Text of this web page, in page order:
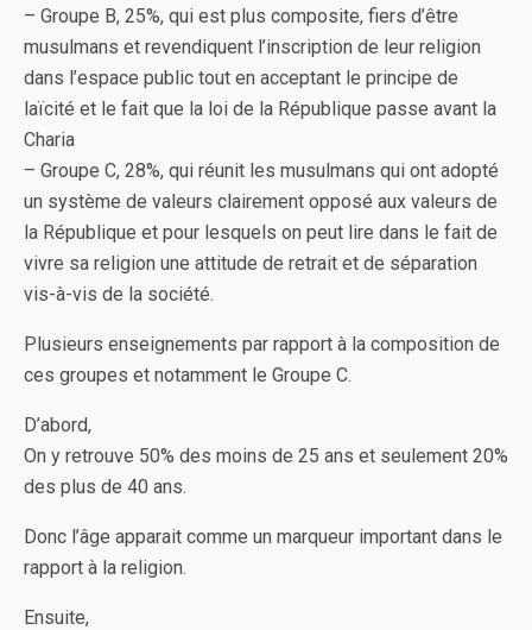
– Groupe B, 25%, qui est plus composite, fiers d’être
musulmans et revendiquent l’inscription de leur religion
dans l’espace public tout en acceptant le principe de
laïcité et le fait que la loi de la République passe avant la
Charia
– Groupe C, 28%, qui réunit les musulmans qui ont adopté
un système de valeurs clairement opposé aux valeurs de
la République et pour lesquels on peut lire dans le fait de
vivre sa religion une attitude de retrait et de séparation
vis-à-vis de la société.
Plusieurs enseignements par rapport à la composition de
ces groupes et notamment le Groupe C.
D’abord,
On y retrouve 50% des moins de 25 ans et seulement 20%
des plus de 40 ans.
Donc l’âge apparait comme un marqueur important dans le
rapport à la religion.
Ensuite,